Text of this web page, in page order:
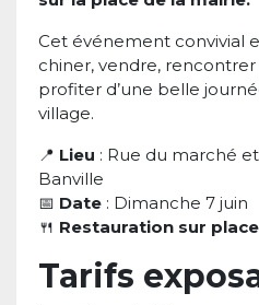
Cet événement convivial
chiner, vendre,
profiter d’une belle
village.
📍 Lieu : Rue du marché
Banville
📅 Date : Dimanche 7 juin
🍴 Restauration sur place
Tarifs